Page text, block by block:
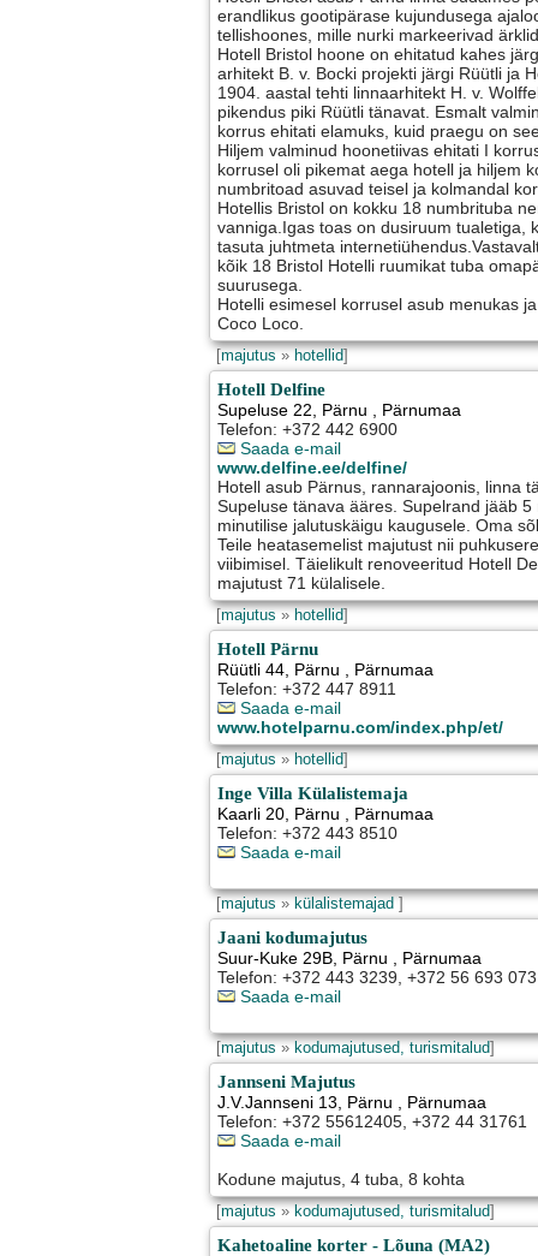
erandlikus gootipärase kujundusega
tellishoones, mille nurki markeerivad
Hotell Bristol hoone on ehitatud kahes
arhitekt B. v. Bocki projekti järgi Rüütli ja
1904. aastal tehti linnaarhitekt H. v.
pikendus piki Rüütli tänavat. Esmalt
korrus ehitati elamuks, kuid praegu on
Hiljem valminud hoonetiivas ehitati I
korrusel oli pikemat aega hotell ja hiljem
numbritoad asuvad teisel ja kolmandal
Hotellis Bristol on kokku 18 numbrituba
vanniga.Igas toas on dusiruum tualetiga,
tasuta juhtmeta
kõik 18 Bristol Hotelli ruumikat tuba
suurusega.
Hotelli esimesel korrusel asub menukas
Coco Loco.
[majutus»hotellid]
Hotell Delfine
Supeluse 22, Pärnu , Pärnumaa
Telefon: +372 442 6900
Saada e-mail
www.delfine.ee/delfine/
Hotell asub Pärnus, rannarajoonis, linna
Supeluse tänava ääres. Supelrand jääb
minutilise jalutuskäigu kaugusele. Oma
Teile heatasemelist majutust nii
viibimisel. Täielikult renoveeritud Hotell
majutust 71 külalisele.
[majutus»hotellid]
Hotell Pärnu
Rüütli 44, Pärnu , Pärnumaa
Telefon: +372 447 8911
Saada e-mail
www.hotelparnu.com/index.php/et/
[majutus»hotellid]
Inge Villa Külalistemaja
Kaarli 20, Pärnu , Pärnumaa
Telefon: +372 443 8510
Saada e-mail
[majutus»külalistemajad]
Jaani kodumajutus
Suur-Kuke 29B, Pärnu , Pärnumaa
Telefon: +372 443 3239, +372 56 693 073
Saada e-mail
[majutus»kodumajutused, turismitalud]
Jannseni Majutus
J.V.Jannseni 13, Pärnu , Pärnumaa
Telefon: +372 55612405, +372 44 31761
Saada e-mail
Kodune majutus, 4 tuba, 8 kohta
[majutus»kodumajutused, turismitalud]
Kahetoaline korter - Lõuna (MA2)